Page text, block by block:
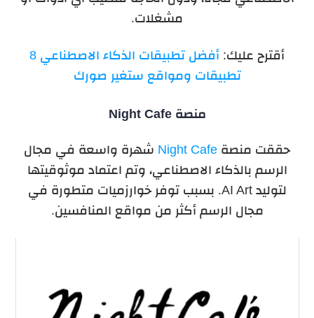
مشغلات.
أقترح عليك:
أفضل تطبيقات الذكاء الاصطناعي 8
تطبيقات ومواقع ستغير صورك
منصةNight Cafe
حققت منصة Night Cafe شهرة واسعة في مجال
الرسم بالذكاء الاصطناعي، وتم اعتماد موثوقيتها
لتوليدAI Art. بسبب توفر خوارزميات متطورة في
مجال الرسم أكثر من مواقع المنافسين.